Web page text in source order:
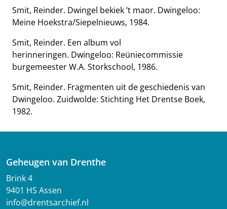
Smit, Reinder. Dwingel bekiek ’t maor. Dwingeloo:
Meine Hoekstra/Siepelnieuws, 1984.
Smit, Reinder. Een album vol
herinneringen. Dwingeloo: Reüniecommissie
burgemeester W.A. Storkschool, 1986.
Smit, Reinder. Fragmenten uit de geschiedenis van
Dwingeloo. Zuidwolde: Stichting Het Drentse Boek,
1982.
Geheugen van Drenthe
Brink 4
9401 HS Assen
info@drentsarchief.nl